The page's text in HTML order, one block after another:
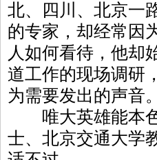
北、四川、北京一
的专家，却经常因
人如何看待，他却
道工作的现场调研
为需要发出的声音。
唯大英雄能本色
士、北京交通大学